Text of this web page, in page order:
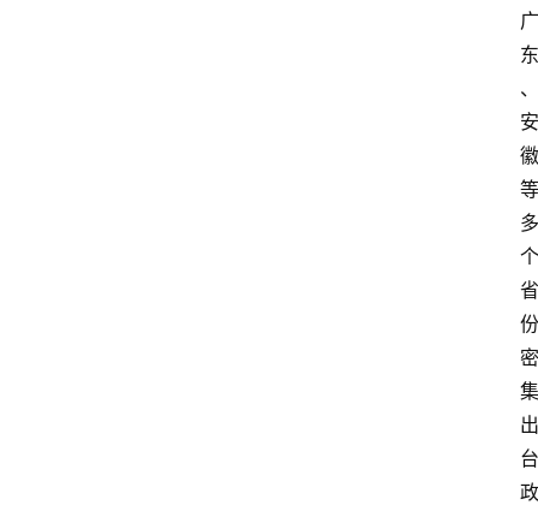
广
东
、
安
徽
等
多
个
省
份
密
集
出
台
政